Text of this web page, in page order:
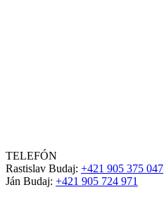
TELEFÓN
Rastislav Budaj: +421 905 375 047
Ján Budaj: +421 905 724 971